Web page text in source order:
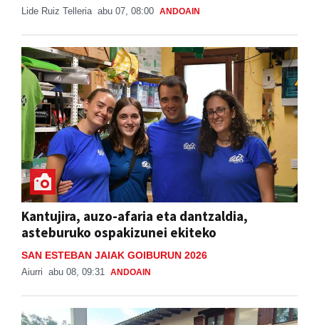
Lide Ruiz Telleria abu 07, 08:00 ANDOAIN
Kantujira, auzo-afaria eta dantzaldia,
asteburuko ospakizunei ekiteko
SAN ESTEBAN JAIAK GOIBURUN 2026
Aiurri abu 08, 09:31 ANDOAIN